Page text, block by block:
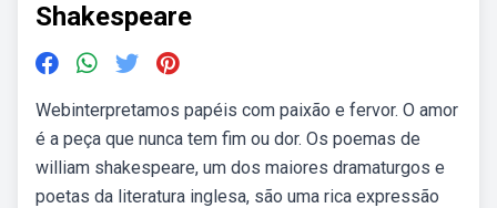
Shakespeare
Webinterpretamos papéis com paixão e fervor. O amor
é a peça que nunca tem fim ou dor. Os poemas de
william shakespeare, um dos maiores dramaturgos e
poetas da literatura inglesa, são uma rica expressão